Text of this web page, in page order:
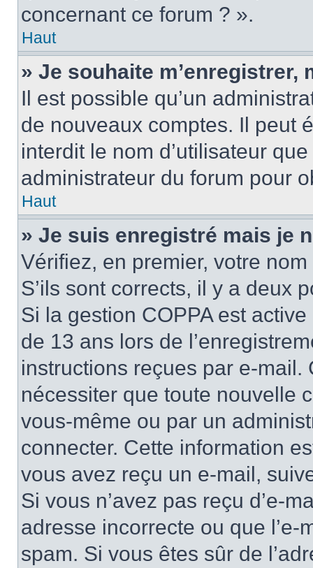
concernant ce forum ? ».
Haut
» Je souhaite m’enregistrer,
Il est possible qu’un
de nouveaux comptes. Il peut
interdit le nom d’utilisateur
administrateur du forum pour
Haut
» Je suis enregistré mais je
Vérifiez, en premier, votre
S’ils sont corrects, il y a deux
Si la gestion COPPA est
de 13 ans lors de
instructions reçues par e-
nécessiter que toute nouvelle
vous-même ou par un
connecter. Cette information
vous avez reçu un e-mail,
Si vous n’avez pas reçu d’e-
adresse incorrecte ou que
spam. Si vous êtes sûr de